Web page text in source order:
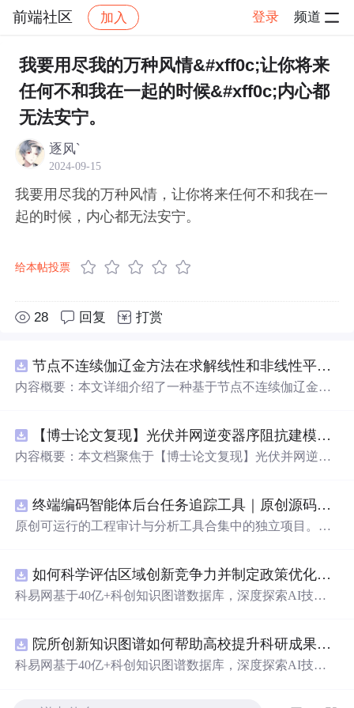
前端社区 加入 登录 频道
社区 前端社区 感慨 帖子详情
我要用尽我的万种风情&#xff0c;让你将来
任何不和我在一起的时候&#xff0c;内心都
无法安宁。
逐风`
2024-09-15
我要用尽我的万种风情，让你将来任何不和我在一
起的时候，内心都无法安宁。
给本帖投票
28 回复 打赏
节点不连续伽辽金方法在求解线性和非线性平流方程中的一维实现（Matlab代码实现）
内容概要：本文详细介绍了一种基于节点不连续伽辽金方
B代码实现。该方法在处理偏微分方程特别是具有间断解
或高梯度特征的问题时展现出优异的稳定性和精度。文中
何在MATLAB环境中实现该数值方法，并辅以典型算例验
证其有效性和可靠性。此外，文章还强调科研工作中“借
力”与创新思维的重要性，鼓励研究者在夯实理论基础的同
基础知识、熟悉MATLAB编程，从事计算数学、流体力
学、物理建模及相关领域的研究生、科研人员及工程技术
开发者。; 使用场景及目标：① 学习并掌握节点不连续伽
AB代码开展线性和非线性平流方程的数值模拟实验；③
将该方法作为基础算法应用于高分辨率数值模拟、守恒律
方程求解等科研项目中的扩展与改进； 阅读建议：建议读
【博士论文复现】光伏并网逆变器序阻抗建模、扫频辨识与弱电网交互稳定性分析【阻抗建模、验证扫频法】（Matlab代码、Simulink仿真实现）
内容概要：本文档聚焦于【博士论文复现】光伏并网逆变
于谐波线性化的并网VSG逆变器正负序阻抗建模、锁相环
与电流环的小信号建模、扫频法辨识系统阻抗、奈奎斯特
结合，帮助读者掌握新能源并网系统稳定性分析的核心技
术与工程实现方法。; 适合人群：具备电力电子、自动控制
理论基础，熟悉Matlab/Simulink环境，从事新能源发电、并
师。; 使用场景及目标：① 复现博士论文中关于光伏并网
逆变器阻抗建模与稳定性分析的关键实验；② 学习并掌握
扫频法（Frequency Scan）在实际系统中的应用技巧；③
与故障机理分析；④ 作为相关课题研究或毕业设计的技术
终端编码智能体后台任务追踪工具｜原创源码+测试+离线报告
原创可运行的工程审计与分析工具合集中的独立项目。每
VG 报告、1080×720 运行效果图、README、运行说明、
MIT License 与原创授权声明。零第三方运行依赖，不包含
教学演示与二次开发。运行方法：Node.js 18+ 下执行 npm
test 与 npm run report，或启动静态服务器打开 index.html。
如何科学评估区域创新竞争力并制定政策优化策略？.docx
科易网基于40亿+科创知识图谱数据库，深度探索AI技术
新领域的AI+数智化解决方案，推动科技创新与产业创新
智能化发展。
院所创新知识图谱如何帮助高校提升科研成果转化效率？.docx
科易网基于40亿+科创知识图谱数据库，深度探索AI技术